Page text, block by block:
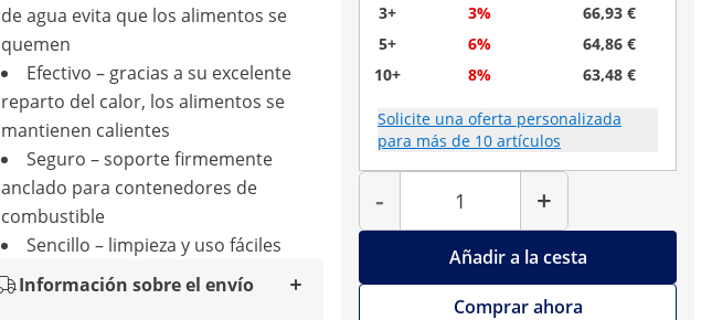
3+
3%
66,93 €
5+
6%
64,86 €
10+
8% 63,48 €
Solicite una oferta personalizada
para más de 10 artículos
-
Cantidad
+
Añadir a la cesta
Comprar ahora
de agua evita que los alimentos se
quemen
Efectivo – gracias a su excelente
reparto del calor, los alimentos se
mantienen calientes
Seguro – soporte firmemente
anclado para contenedores de
combustible
Sencillo – limpieza y uso fáciles
Información sobre el envío